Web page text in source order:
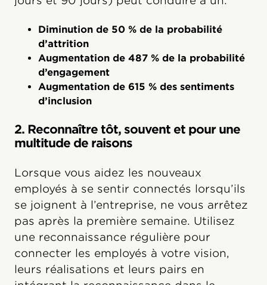
Diminution de 50 % de la probabilité
d’attrition
Augmentation de 487 % de la probabilité
d’engagement
Augmentation de 615 % des sentiments
d’inclusion
2. Reconnaître tôt, souvent et pour une
multitude de raisons
Lorsque vous aidez les nouveaux
employés à se sentir connectés lorsqu’ils
se joignent à l’entreprise, ne vous arrêtez
pas après la première semaine. Utilisez
une reconnaissance régulière pour
connecter les employés à votre vision,
leurs réalisations et leurs pairs en